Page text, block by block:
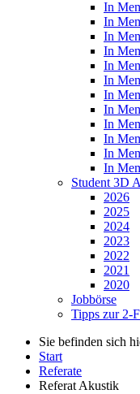
In
In
In
In
In
In
In
In
In
In
In
In
Student 3D
2026
2025
2024
2023
2022
2021
2020
Jobbörse
Tipps zur 2-
Sie befinden sich
Start
Referate
Referat Akustik